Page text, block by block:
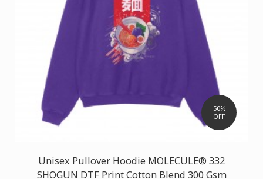
50%
OFF
Unisex Pullover Hoodie MOLECULE® 332
SHOGUN DTF Print Cotton Blend 300 Gsm